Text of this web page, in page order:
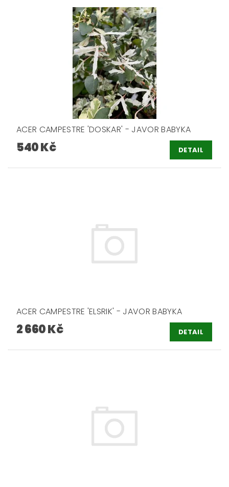
ACER CAMPESTRE 'DOSKAR' - JAVOR BABYKA
540 Kč DETAIL
ACER CAMPESTRE 'ELSRIK' - JAVOR BABYKA
2 660 Kč DETAIL